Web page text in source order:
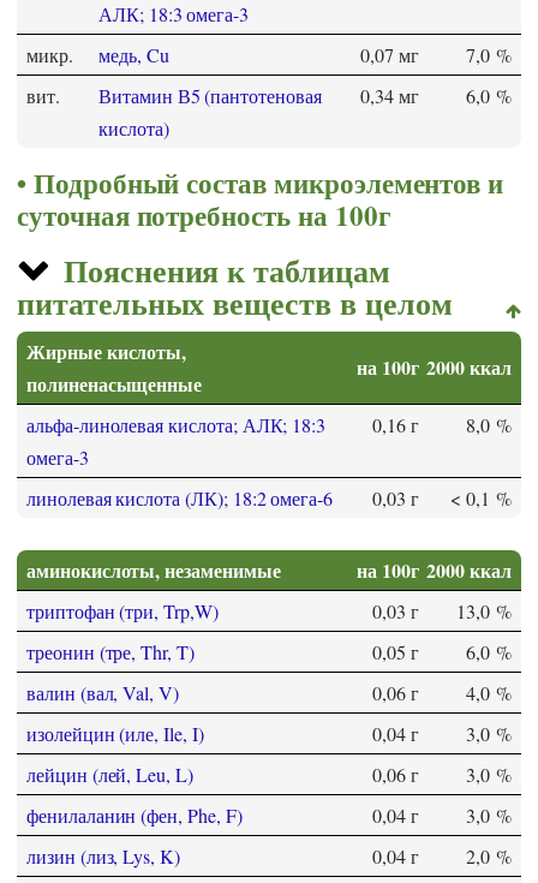
АЛК; 18:3 омега-3
микр. медь, Cu 0,07 мг
7,0 %
вит.
Витамин В5 (пантотеновая
кислота)
0,34 мг 6,0 %
Подробный состав микроэлементов и
суточная потребность на 100г
Пояснения к таблицам
питательных веществ в целом
Жирные кислоты,
полиненасыщенные
на 100г 2000 ккал
альфа-линолевая кислота; АЛК; 18:3
омега-3
0,16 г 8,0 %
линолевая кислота (ЛК); 18:2 омега-6 0,03 г < 0,1 %
аминокислоты, незаменимые на 100г 2000 ккал
триптофан (три, Trp,W) 0,03 г
13,0 %
треонин (тре, Thr, T)
0,05 г
6,0 %
валин (вал, Val, V)
0,06 г
4,0 %
изолейцин (иле, Ile, I)
0,04 г
3,0 %
лейцин (лей, Leu, L)
0,06 г
3,0 %
фенилаланин (фен, Phe, F)
0,04 г
3,0 %
лизин (лиз, Lys, K)
0,04 г
2,0 %